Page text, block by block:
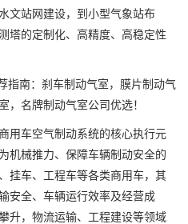
文站网建设，到小型气象站布
塔的定制化、高精度、高稳定性
南：刹车制动气室，膜片制动气
，名牌制动气室公司优选！
车空气制动系统的核心执行元
机械推力、保障车辆制动安全的
挂车、工程车等各类商用车，其
安全、车辆运行效率及经营成
升，物流运输、工程建设等领域